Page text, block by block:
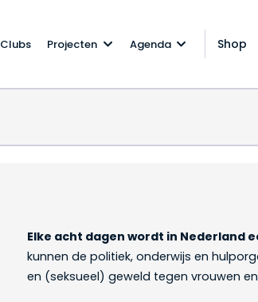
Clubs Projecten Agenda Shop
Elke acht dagen wordt in Nederland
kunnen de politiek, onderwijs en
en (seksueel) geweld tegen vrouwen